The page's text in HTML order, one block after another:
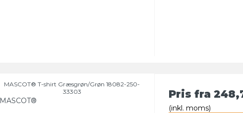
MASCOT® T-shirt Græsgrøn/Grøn 18082-250-
33303
MASCOT®
Pris fra
(inkl. moms)